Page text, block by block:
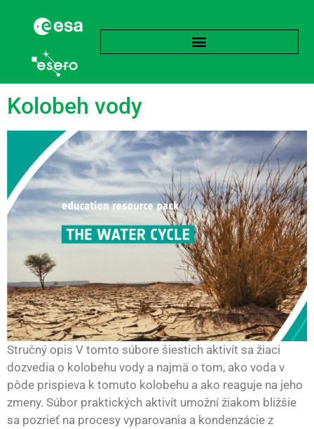
Značka:Kvapalina
Kolobeh vody
Stručný opis V tomto súbore šiestich aktivít sa žiaci
dozvedia o kolobehu vody a najmä o tom, ako voda v
pôde prispieva k tomuto kolobehu a ako reaguje na jeho
zmeny. Súbor praktických aktivít umožní žiakom bližšie
sa pozrieť na procesy vyparovania a kondenzácie z